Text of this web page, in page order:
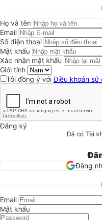
Họ và tên
Email
Số điện thoại
Mật khẩu
Xác nhận mật khẩu
Giới tính
Tôi đồng ý vớiĐiều khoản sử
Đăng ký
Đã có Tài
Đăng
Email
Mật khẩu